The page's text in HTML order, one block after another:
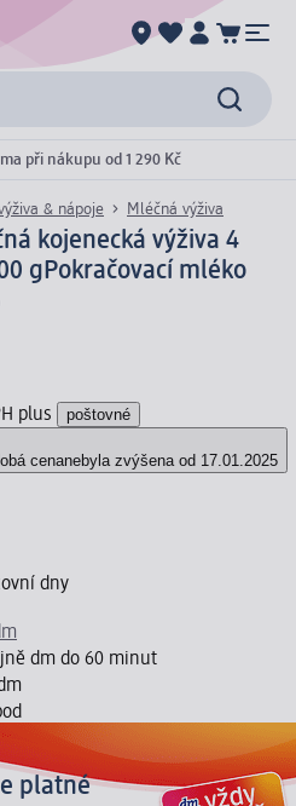
při nákupu od 1 290 Kč
& nápoje Mléčná výživa
kojenecká výživa 4
g Pokračovací mléko
plus poštovné
cenanebyla zvýšena od 17.01.2025
dny
dm do 60 minut
platné